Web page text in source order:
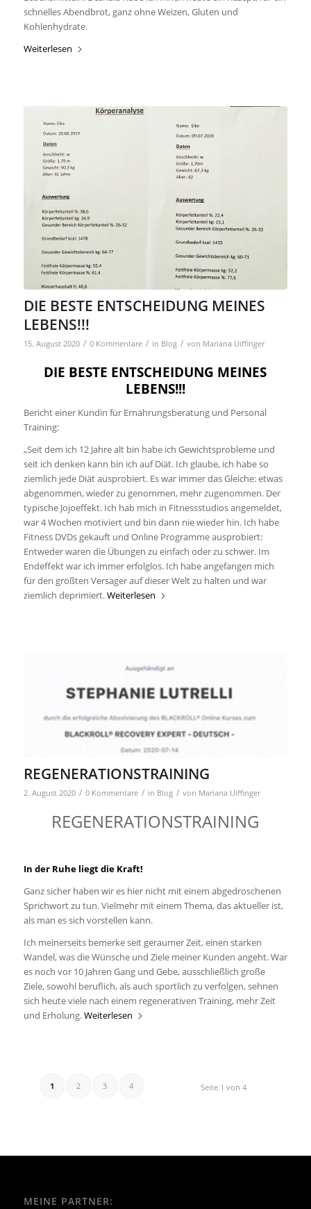
schnelles Abendbrot, ganz ohne Weizen, Gluten und
Kohlenhydrate.
Weiterlesen
DIE BESTE ENTSCHEIDUNG MEINES
LEBENS!!!
15. August 2020 / 0 Kommentare / in Blog / von Mariana Uiffinger
DIE BESTE ENTSCHEIDUNG MEINES
LEBENS!!!
Bericht einer Kundin für Ernährungsberatung und Personal
Training:
„Seit dem ich 12 Jahre alt bin habe ich Gewichtsprobleme und
seit ich denken kann bin ich auf Diät. Ich glaube, ich habe so
ziemlich jede Diät ausprobiert. Es war immer das Gleiche: etwas
abgenommen, wieder zu genommen, mehr zugenommen. Der
typische Jojoeffekt. Ich hab mich in Fitnessstudios angemeldet,
war 4 Wochen motiviert und bin dann nie wieder hin. Ich habe
Fitness DVDs gekauft und Online Programme ausprobiert:
Entweder waren die Übungen zu einfach oder zu schwer. Im
Endeffekt war ich immer erfolglos. Ich habe angefangen mich
für den größten Versager auf dieser Welt zu halten und war
ziemlich deprimiert.Weiterlesen
REGENERATIONSTRAINING
2. August 2020 / 0 Kommentare / in Blog / von Mariana Uiffinger
REGENERATIONSTRAINING
In der Ruhe liegt die Kraft!
Ganz sicher haben wir es hier nicht mit einem abgedroschenen
Sprichwort zu tun. Vielmehr mit einem Thema, das aktueller ist,
als man es sich vorstellen kann.
Ich meinerseits bemerke seit geraumer Zeit, einen starken
Wandel, was die Wünsche und Ziele meiner Kunden angeht. War
es noch vor 10 Jahren Gang und Gebe, ausschließlich große
Ziele, sowohl beruflich, als auch sportlich zu verfolgen, sehnen
sich heute viele nach einem regenerativen Training, mehr Zeit
und Erholung.Weiterlesen
Seite 1 von 4
1 2 3 4
MEINE PARTNER: